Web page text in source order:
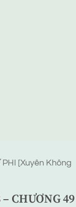
PHI [Xuyên Không
CHƯƠNG 49